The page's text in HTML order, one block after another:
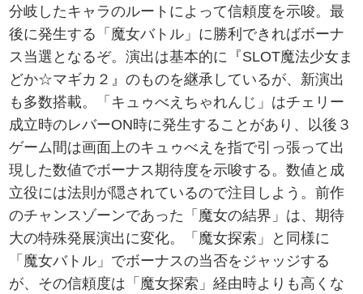
分岐したキャラのルートによって信頼度を示唆。最
後に発生する「魔女バトル」に勝利できればボーナ
ス当選となるぞ。演出は基本的に『SLOT魔法少女ま
どか☆マギカ２』のものを継承しているが、新演出
も多数搭載。「キュゥべえちゃれんじ」はチェリー
成立時のレバーON時に発生することがあり、以後３
ゲーム間は画面上のキュゥべえを指で引っ張って出
現した数値でボーナス期待度を示唆する。数値と成
立役には法則が隠されているので注目しよう。前作
のチャンスゾーンであった「魔女の結界」は、期待
大の特殊発展演出に変化。「魔女探索」と同様に
「魔女バトル」でボーナスの当否をジャッジする
が、その信頼度は「魔女探索」経由時よりも高くな